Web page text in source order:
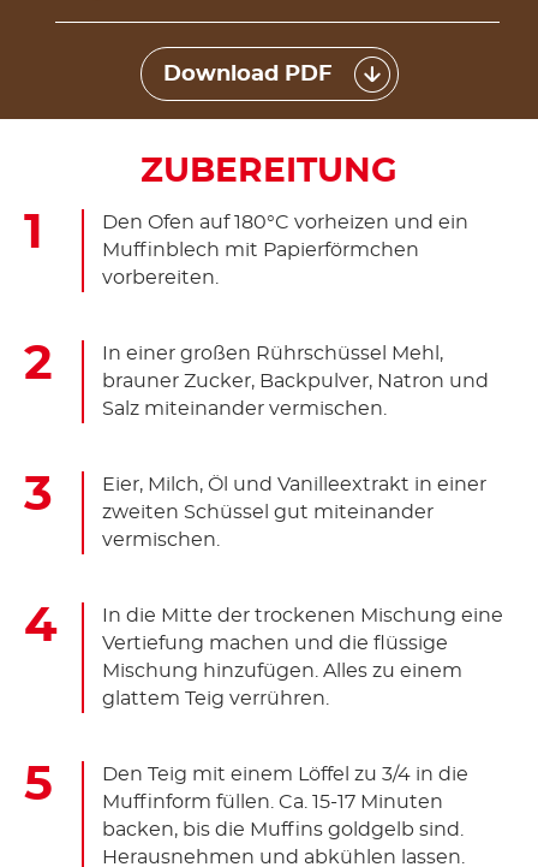
Download PDF
ZUBEREITUNG
Den Ofen auf 180°C vorheizen und ein
Muffinblech mit Papierförmchen
vorbereiten.
In einer großen Rührschüssel Mehl,
brauner Zucker, Backpulver, Natron und
Salz miteinander vermischen.
Eier, Milch, Öl und Vanilleextrakt in einer
zweiten Schüssel gut miteinander
vermischen.
In die Mitte der trockenen Mischung eine
Vertiefung machen und die flüssige
Mischung hinzufügen. Alles zu einem
glattem Teig verrühren.
Den Teig mit einem Löffel zu 3/4 in die
Muffinform füllen. Ca. 15-17 Minuten
backen, bis die Muffins goldgelb sind.
Herausnehmen und abkühlen lassen.